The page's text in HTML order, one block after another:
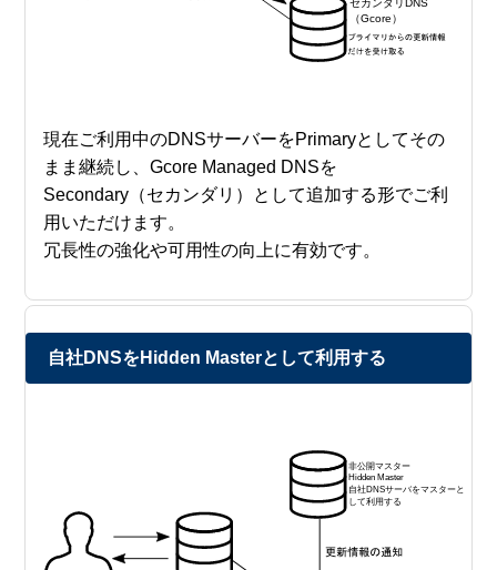
現在ご利用中のDNSサーバーをPrimaryとしてその
まま継続し、Gcore Managed DNSを
Secondary（セカンダリ）として追加する形でご利
用いただけます。
冗長性の強化や可用性の向上に有効です。
自社DNSをHidden Masterとして利用する